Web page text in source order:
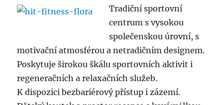
Tradiční sportovní
centrum s vysokou
společenskou úrovní, s
motivační atmosférou a netradičním designem.
Poskytuje širokou škálu sportovních aktivit i
regeneračních a relaxačních služeb.
K dispozici bezbariérový přístup i zázemí.